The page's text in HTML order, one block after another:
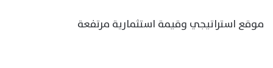
موقع استراتيجي وقيمة استثمارية مرتفعة